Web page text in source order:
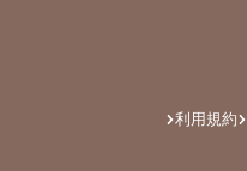
利用規約